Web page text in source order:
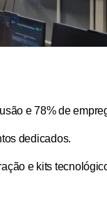
e 78% de
dedicados.
e kits